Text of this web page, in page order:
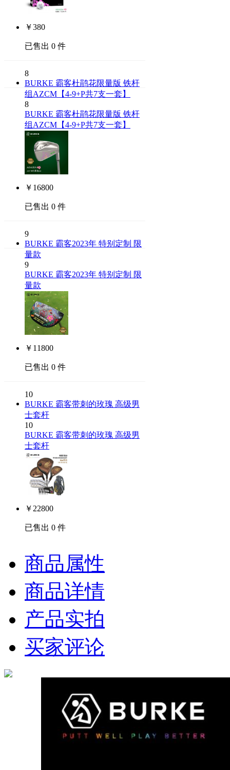
￥380
已售出 0 件
8
BURKE 霸客杜鹃花限量版 铁杆
组AZCM【4-9+P共7支一套】
8
BURKE 霸客杜鹃花限量版 铁杆
组AZCM【4-9+P共7支一套】
￥ 16800
已售出 0 件
9
BURKE 霸客2023年 特别定制 限
量款
9
BURKE 霸客2023年 特别定制 限
量款
￥ 11800
已售出 0 件
10
BURKE 霸客带刺的玫瑰 高级男
士套杆
10
BURKE 霸客带刺的玫瑰 高级男
士套杆
￥ 22800
已售出 0 件
商品属性
商品详情
产品实拍
买家评论